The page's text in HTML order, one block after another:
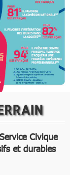
Civique
et durables